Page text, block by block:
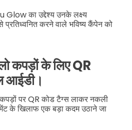
Glow का उद्देश्य उनके लक्ष्य
प्रतिध्वनित करने वाले भविष्य कैंपेन को
कपड़ों के लिए QR
आईडी।
पर QR कोड टैग्स लाकर नकली
के खिलाफ एक बड़ा कदम उठाने जा